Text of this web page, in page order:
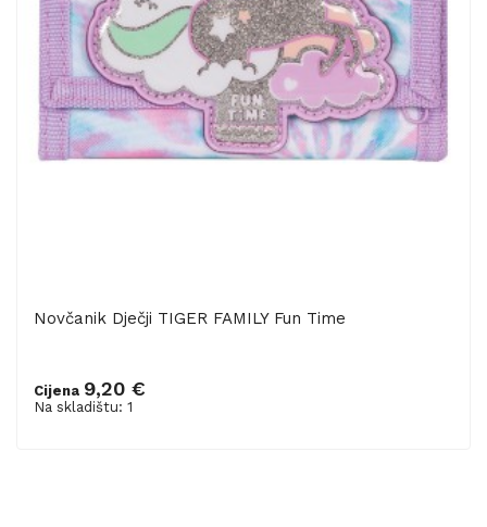
Novčanik Dječji TIGER FAMILY Fun Time
Cijena 9,20 €
Na skladištu: 1
Dodaj u košaricu